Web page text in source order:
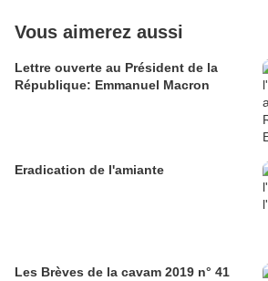
Vous aimerez aussi
Lettre ouverte au Président de la
République: Emmanuel Macron
Eradication de l'amiante
Les Brèves de la cavam 2019 n° 41